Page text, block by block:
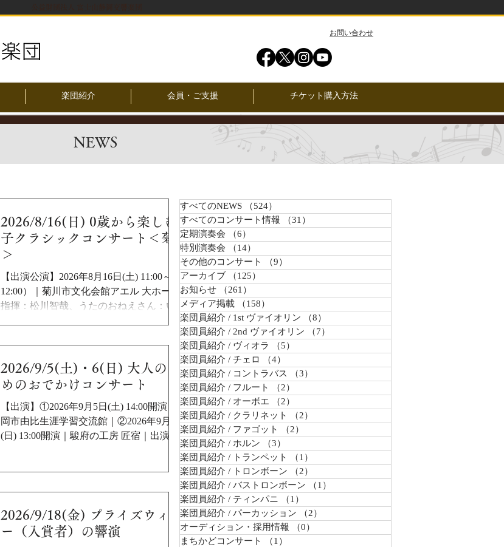
​お問い合わせ
楽団紹介 会員・ご支援 チケット購入方法
NEWS
2026/8/16(日) 0歳から楽しむ親
子クラシックコンサート＜菊川
＞
【出演公演】2026年8月16日(土) 11:00～
12:00）｜菊川市文化会館アエル 大ホール｜
指揮：松川智哉、うたのおねえさん：いと
うちさ、演奏：富士山静岡交響楽団｜入場
（月・祝）17:00
2026/9/5(土)・6(日) 大人のた
めのおでかけコンサート
【出演】①2026年9月5日(土) 14:00開演｜静
岡市由比生涯学習交流館｜②2026年9月6日
(日) 13:00開演｜駿府の工房 匠宿｜出演：富
士山静岡交響楽団メンバーによる弦楽四重
奏／ヴァイオリン：増田訓子、山本実希／
ヴィオラ：川口さくら／チェロ：舘野真梨
子｜J.S.バッハ／主よ、人の望みの喜びよ
、モーツァルト／「アイネ・クライネ・ナ
ハトムジーク」より、ジョン・デンバー／
「カントリー・ロード」、荒井由実／『魔
2026/9/18(金) プライズウィナ
ー（入賞者）の響演
すべてのNEWS （524）
すべてのコンサート情報
（31）
定期演奏会
（6）
特別演奏会
（14）
その他のコンサート
（9）
アーカイブ
（125）
お知らせ
（261）
メディア掲載
（158）
楽団員紹介 / 1st ヴァイオリン
（8）
楽団員紹介 / 2nd ヴァイオリン
（7）
楽団員紹介 / ヴィオラ
（5）
楽団員紹介 / チェロ
（4）
楽団員紹介 / コントラバス
（3）
楽団員紹介 / フルート
（2）
楽団員紹介 / オーボエ
（2）
楽団員紹介 / クラリネット
（2）
楽団員紹介 / ファゴット
（2）
楽団員紹介 / ホルン
（3）
楽団員紹介 / トランペット
（1）
楽団員紹介 / トロンボーン
（2）
楽団員紹介 / バストロンボーン
（1）
楽団員紹介 / ティンパニ
（1）
楽団員紹介 / パーカッション
（2）
オーディション・採用情報
（0）
まちかどコンサート
（1）